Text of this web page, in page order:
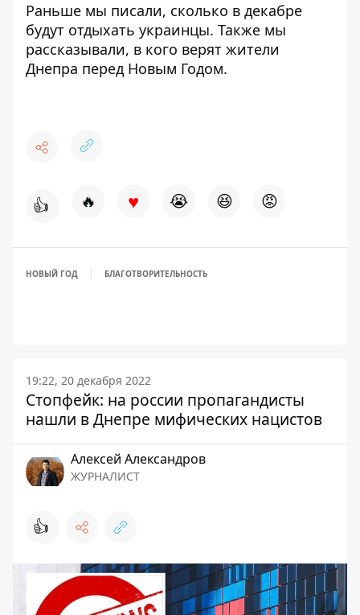
Раньше мы писали, сколько в декабре
будут отдыхать украинцы. Также мы
рассказывали, в кого верят жители
Днепра перед Новым Годом.
👍 🔥 ♥ 😭 😆 😡
НОВЫЙ ГОД БЛАГОТВОРИТЕЛЬНОСТЬ
19:22, 20 декабря 2022
Стопфейк: на россии пропагандисты
нашли в Днепре мифических нацистов
Алексей Александров
ЖУРНАЛИСТ
👍